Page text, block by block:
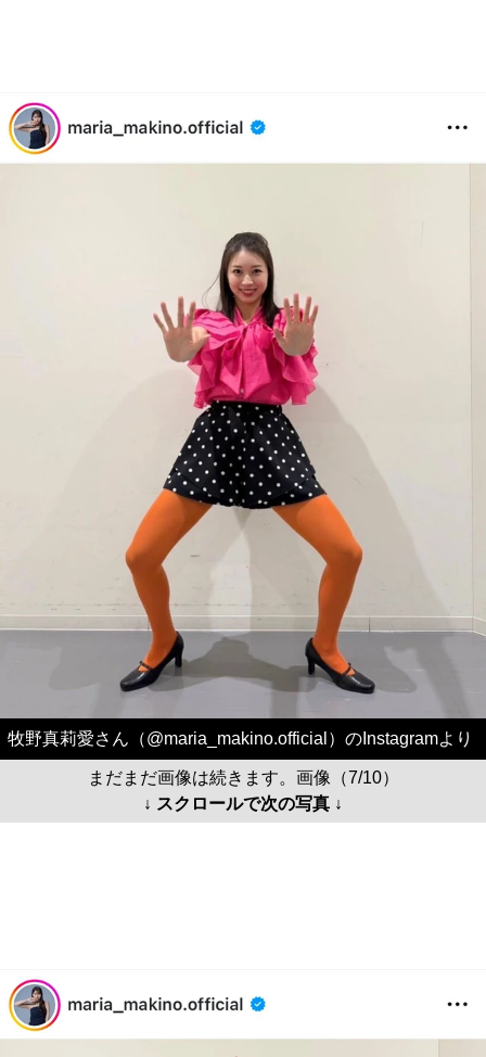
牧野真莉愛さん（@maria_makino.official）のInstagramより
まだまだ画像は続きます。画像（7/10）
↓ スクロールで次の写真 ↓